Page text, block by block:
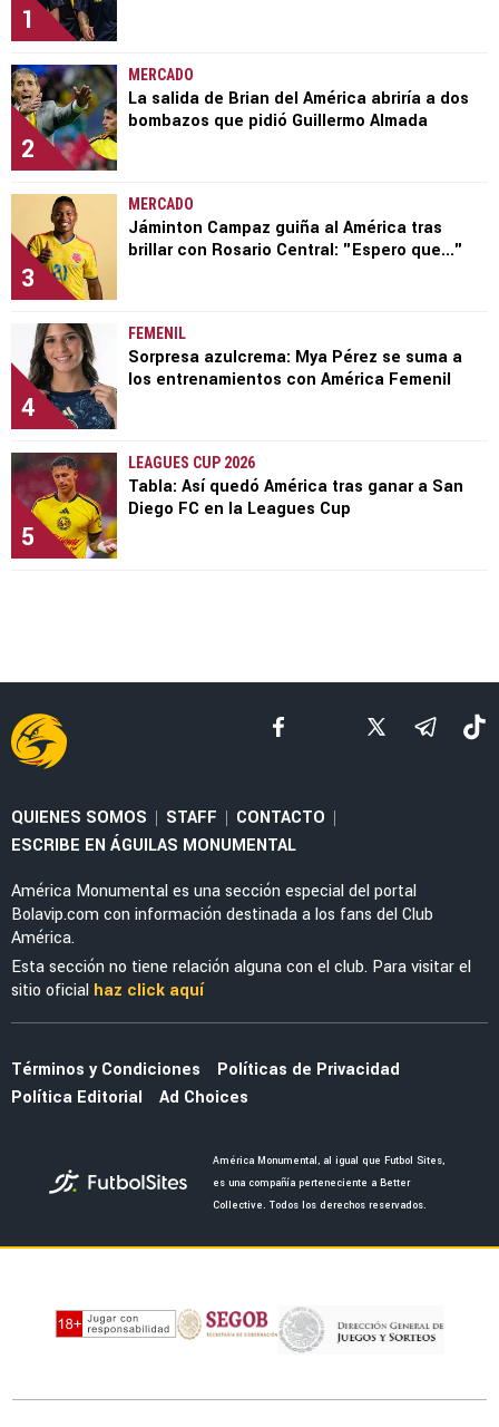
1
2
MERCADO
La salida de Brian del América abriría a dos
bombazos que pidió Guillermo Almada
3
MERCADO
Jáminton Campaz guiña al América tras
brillar con Rosario Central: "Espero que..."
4
FEMENIL
Sorpresa azulcrema: Mya Pérez se suma a
los entrenamientos con América Femenil
5
LEAGUES CUP 2026
Tabla: Así quedó América tras ganar a San
Diego FC en la Leagues Cup
QUIENES SOMOS | STAFF | CONTACTO |
ESCRIBE EN ÁGUILAS MONUMENTAL
América Monumental es una sección especial del portal
Bolavip.com con información destinada a los fans del Club
América.
Esta sección no tiene relación alguna con el club. Para visitar el
sitio oficial haz click aquí
Términos y Condiciones
Políticas de Privacidad
Política Editorial
Ad Choices
América Monumental, al igual que Futbol Sites,
es una compañía perteneciente a Better
Collective. Todos los derechos reservados.